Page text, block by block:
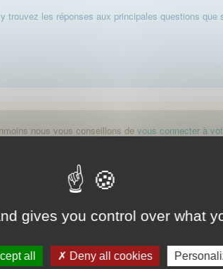
gives you control over what
all Deny all cookies
les réponses aux principales questions que
nous vous conseillons de vous connecter à
Démarrer